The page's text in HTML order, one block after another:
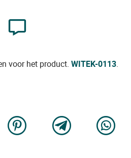
voor het product. WITEK-0113.